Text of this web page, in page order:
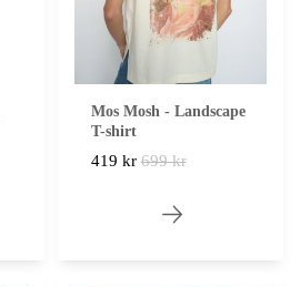
Mos Mosh - Landscape
T-shirt
419 kr 699 kr